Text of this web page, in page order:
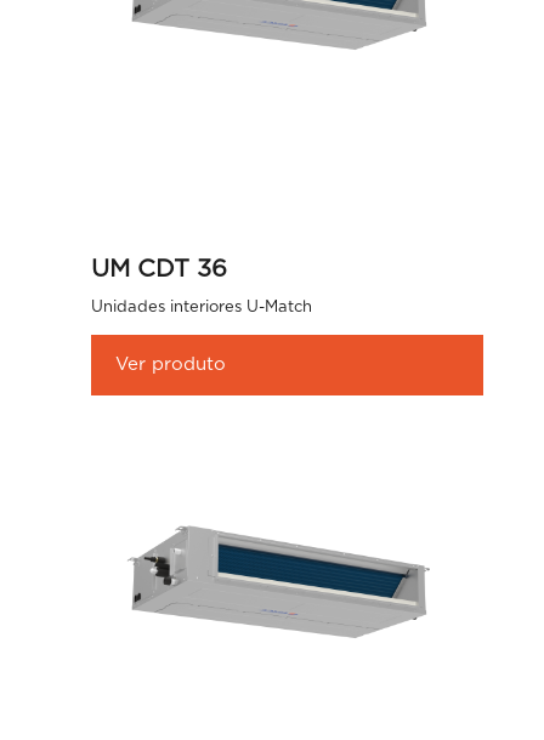
UM CDT 36
Unidades interiores U-Match
Ver produto